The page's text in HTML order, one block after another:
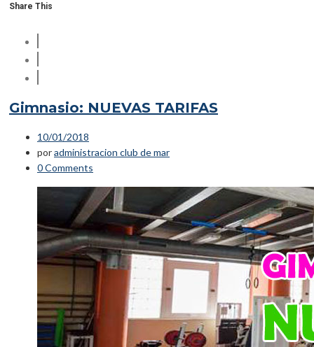
Share This
Gimnasio: NUEVAS TARIFAS
10/01/2018
poradministracion club de mar
0 Comments